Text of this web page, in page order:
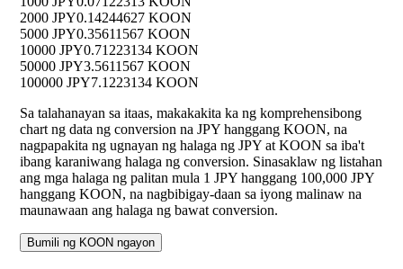
2000 JPY0.14244627 KOON
5000 JPY0.35611567 KOON
10000 JPY0.71223134 KOON
50000 JPY3.5611567 KOON
100000 JPY7.1223134 KOON
Sa talahanayan sa itaas, makakakita ka ng komprehensibong
chart ng data ng conversion na JPY hanggang KOON, na
nagpapakita ng ugnayan ng halaga ng JPY at KOON sa iba't
ibang karaniwang halaga ng conversion. Sinasaklaw ng listahan
ang mga halaga ng palitan mula 1 JPY hanggang 100,000 JPY
hanggang KOON, na nagbibigay-daan sa iyong malinaw na
maunawaan ang halaga ng bawat conversion.
Bumili ng KOON ngayon